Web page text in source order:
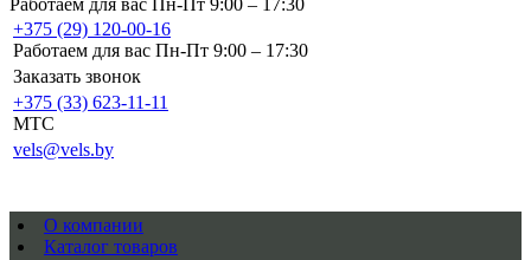
Работаем для вас Пн-Пт 9:00 – 17:30
+375 (29) 120-00-16
Работаем для вас Пн-Пт 9:00 – 17:30
Заказать звонок
+375 (33) 623-11-11
MTC
vels@vels.by
О компании
Каталог товаров